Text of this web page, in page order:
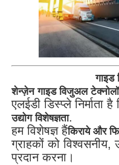
गाइड
शेन्ज़ेन गाइड विजुअल
एलईडी डिस्प्ले निर्माता
उद्योग विशेषज्ञता.
हम विशेषज्ञ हैंकिराये और
ग्राहकों को विश्वसनीय,
प्रदान करना।